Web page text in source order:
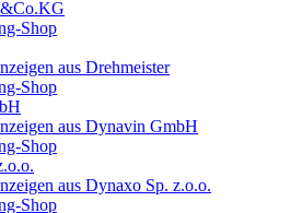
Shop
aus Drehmeister
Shop
aus Dynavin GmbH
Shop
aus Dynaxo Sp. z.o.o.
Shop